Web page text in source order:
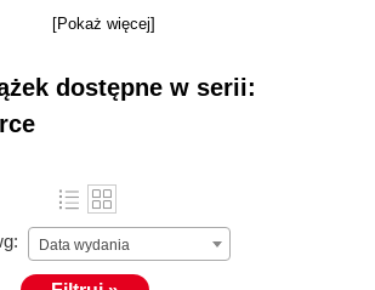
dla open source. Autorzy dzielą się
zasady konfiguracji
pracy na nim, administrowania
funkcji aplikacji
i średnio zaawansowanych
open source.
[Pokaż więcej]
dostępne w serii:
Data wydania